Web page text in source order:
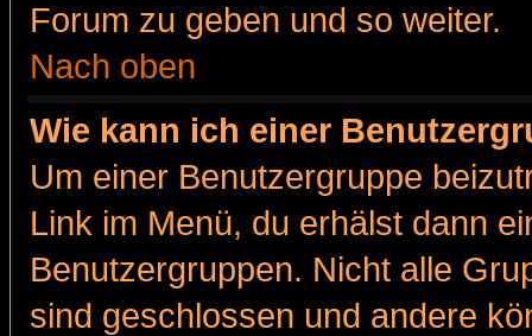
Forum zu geben und so weiter.
Nach oben
Wie kann ich einer
Um einer Benutzergruppe
Link im Menü, du erhälst dann
Benutzergruppen. Nicht alle
sind geschlossen und andere